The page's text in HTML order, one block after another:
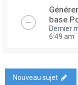
base
Dernier
6:49 am
Nouveau sujet